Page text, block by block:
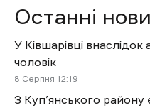
Останні
У Ківшарівці
чоловік
8 Cерпня 12:19
З Куп’янського